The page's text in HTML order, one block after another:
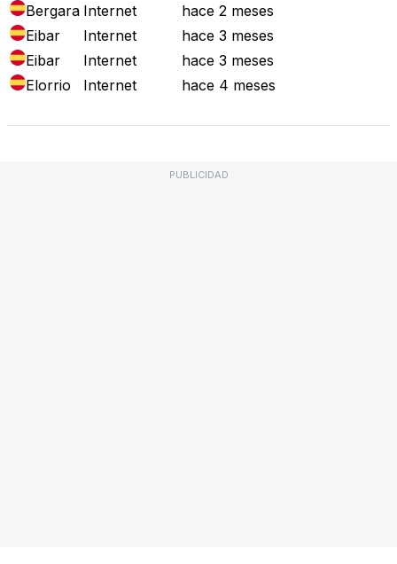
Bergara Internet
hace 2 meses
Eibar
Internet
hace 3 meses
Eibar
Internet
hace 3 meses
Elorrio
Internet hace 4 meses
PUBLICIDAD